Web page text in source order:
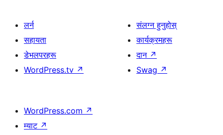
लर्न
सहायता
डेभलपरहरू
WordPress.tv ↗
संलग्न हुनुहोस्
कार्यक्रमहरू
दान ↗
Swag ↗
WordPress.com ↗
म्याट ↗